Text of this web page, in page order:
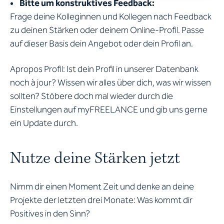
• Bitte um konstruktives Feedback:
Frage deine Kolleginnen und Kollegen nach Feedback
zu deinen Stärken oder deinem Online-Profil. Passe
auf dieser Basis dein Angebot oder dein Profil an.
Apropos Profil: Ist dein Profil in unserer Datenbank
noch à jour? Wissen wir alles über dich, was wir wissen
sollten? Stöbere doch mal wieder durch die
Einstellungen auf myFREELANCE und gib uns gerne
ein Update durch.
Nutze deine Stärken jetzt
Nimm dir einen Moment Zeit und denke an deine
Projekte der letzten drei Monate: Was kommt dir
Positives in den Sinn?